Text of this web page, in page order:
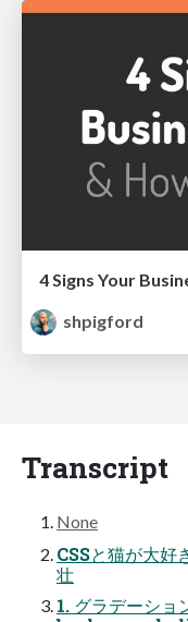
4 Signs Your
shpigford
Transcript
None
CSSと猫が大
壮
1. グラデーシ